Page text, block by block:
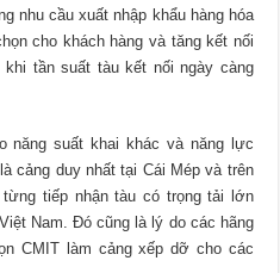
nhu cầu xuất nhập khẩu hàng hóa
cho khách hàng và tăng kết nối
tần suất tàu kết nối ngày càng
năng suất khai khác và năng lực
cảng duy nhất tại Cái Mép và trên
tiếp nhận tàu có trọng tải lớn
Nam. Đó cũng là lý do các hãng
CMIT làm cảng xếp dỡ cho các